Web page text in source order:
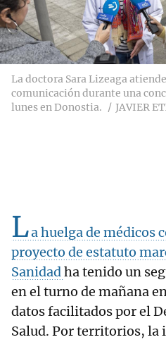
La doctora Sara Lizeaga
comunicación durante una
lunes en Donostia.
JAVIER
La huelga de médicos
proyecto de estatuto
Sanidadha tenido un
en el turno de mañana
datos facilitados por el
Salud. Por territorios, la